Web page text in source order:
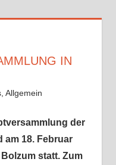
IN
, Allgemein
der
am 18. Februar
statt. Zum